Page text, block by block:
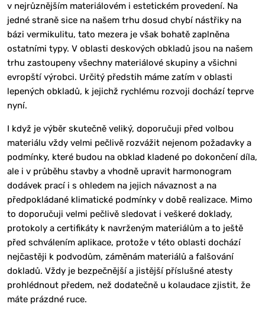
v nejrůznějším materiálovém i estetickém provedení. Na
jedné straně sice na našem trhu dosud chybí nástřiky na
bázi vermikulitu, tato mezera je však bohatě zaplněna
ostatními typy. V oblasti deskových obkladů jsou na našem
trhu zastoupeny všechny materiálové skupiny a všichni
evropští výrobci. Určitý předstih máme zatím v oblasti
lepených obkladů, k jejichž rychlému rozvoji dochází teprve
nyní.
I když je výběr skutečně veliký, doporučuji před volbou
materiálu vždy velmi pečlivě rozvážit nejenom požadavky a
podmínky, které budou na obklad kladené po dokončení díla,
ale i v průběhu stavby a vhodně upravit harmonogram
dodávek prací i s ohledem na jejich návaznost a na
předpokládané klimatické podmínky v době realizace. Mimo
to doporučuji velmi pečlivě sledovat i veškeré doklady,
protokoly a certifikáty k navrženým materiálům a to ještě
před schválením aplikace, protože v této oblasti dochází
nejčastěji k podvodům, záměnám materiálů a falšování
dokladů. Vždy je bezpečnější a jistější příslušné atesty
prohlédnout předem, než dodatečně u kolaudace zjistit, že
máte prázdné ruce.